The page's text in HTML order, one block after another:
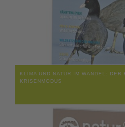
KLIMA UND NATUR IM WANDEL: DER
KRISENMODUS